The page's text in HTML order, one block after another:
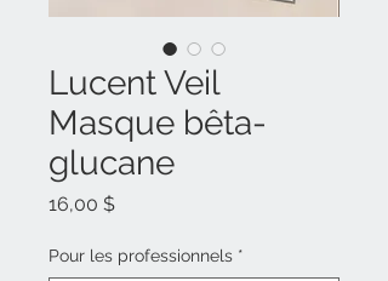
Lucent Veil
Masque bêta-
glucane
16,00 $Prix
Pour les professionnels *